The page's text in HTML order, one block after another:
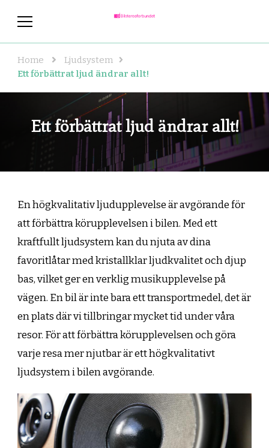
Home
Ljudsystem
Ett förbättrat ljud ändrar allt!
Ett förbättrat ljud ändrar allt!
En högkvalitativ ljudupplevelse är avgörande för
att förbättra körupplevelsen i bilen. Med ett
kraftfullt ljudsystem kan du njuta av dina
favoritlåtar med kristallklar ljudkvalitet och djup
bas, vilket ger en verklig musikupplevelse på
vägen. En bil är inte bara ett transportmedel, det är
en plats där vi tillbringar mycket tid under våra
resor. För att förbättra körupplevelsen och göra
varje resa mer njutbar är ett högkvalitativt
ljudsystem i bilen avgörande.